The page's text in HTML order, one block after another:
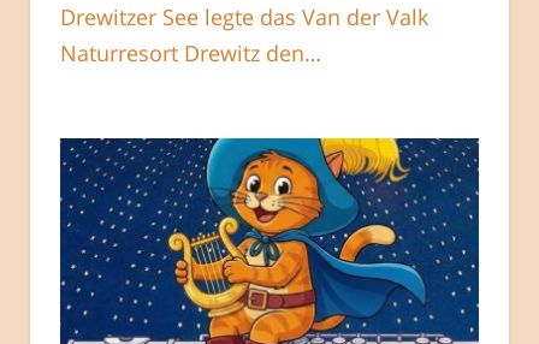
Drewitzer See legte das Van der Valk
Naturresort Drewitz den…